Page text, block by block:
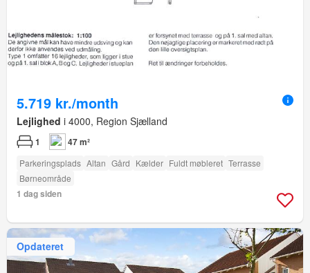
5.719 kr./month
Lejlighed i 4000, Region Sjælland
1 47 m²
Parkeringsplads Altan Gård Kælder Fuldt møbleret Terrasse
Børneområde
1 dag siden
Opdateret